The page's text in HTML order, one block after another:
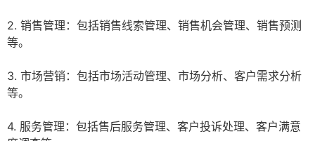
2. 销售管理：包括销售线索管理、销售机会管理、销售预测
等。
3. 市场营销：包括市场活动管理、市场分析、客户需求分析
等。
4. 服务管理：包括售后服务管理、客户投诉处理、客户满意